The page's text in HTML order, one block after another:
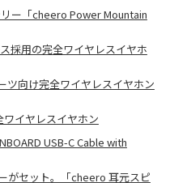
ー「cheero Power Mountain
採用の完全ワイヤレスイヤホ
ツ向け完全ワイヤレスイヤホン
イヤレスイヤホン
USB-C Cable with
がセット。「cheero 耳元スピ